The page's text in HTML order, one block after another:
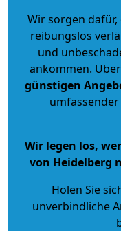
Wir sorgen
reibungslos
und
ankommen.
günstigen
Wir legen los,
von Heidelberg
Holen Sie
unverbindliche